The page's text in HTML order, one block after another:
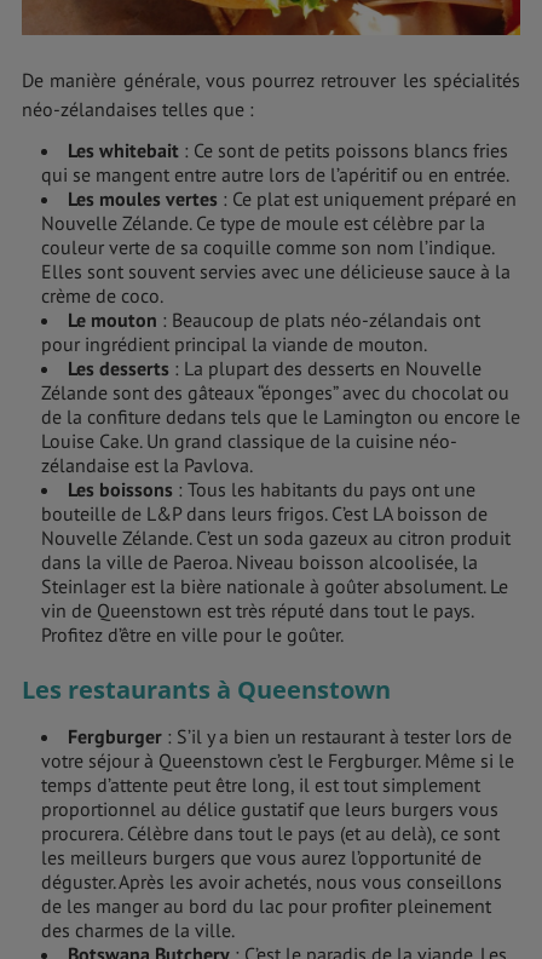
De manière générale, vous pourrez retrouver les spécialités
néo-zélandaises telles que :
Les whitebait : Ce sont de petits poissons blancs fries
qui se mangent entre autre lors de l’apéritif ou en entrée.
Les moules vertes : Ce plat est uniquement préparé en
Nouvelle Zélande. Ce type de moule est célèbre par la
couleur verte de sa coquille comme son nom l’indique.
Elles sont souvent servies avec une délicieuse sauce à la
crème de coco.
Le mouton : Beaucoup de plats néo-zélandais ont
pour ingrédient principal la viande de mouton.
Les desserts : La plupart des desserts en Nouvelle
Zélande sont des gâteaux “éponges” avec du chocolat ou
de la confiture dedans tels que le Lamington ou encore le
Louise Cake. Un grand classique de la cuisine néo-
zélandaise est la Pavlova.
Les boissons : Tous les habitants du pays ont une
bouteille de L&P dans leurs frigos. C’est LA boisson de
Nouvelle Zélande. C’est un soda gazeux au citron produit
dans la ville de Paeroa. Niveau boisson alcoolisée, la
Steinlager est la bière nationale à goûter absolument. Le
vin de Queenstown est très réputé dans tout le pays.
Profitez d’être en ville pour le goûter.
Les restaurants à Queenstown
Fergburger : S’il y a bien un restaurant à tester lors de
votre séjour à Queenstown c’est le Fergburger. Même si le
temps d’attente peut être long, il est tout simplement
proportionnel au délice gustatif que leurs burgers vous
procurera. Célèbre dans tout le pays (et au delà), ce sont
les meilleurs burgers que vous aurez l’opportunité de
déguster. Après les avoir achetés, nous vous conseillons
de les manger au bord du lac pour profiter pleinement
des charmes de la ville.